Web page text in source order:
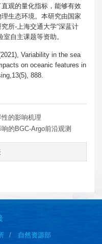
观的量化指标，能够有效
生态环境。本研究由国家
所-上海交通大学“深蓝计
自主课题等资助。
Variability in the sea
on oceanic features in
888.
的影响机理
的BGC-Argo前沿观测
自然资源部